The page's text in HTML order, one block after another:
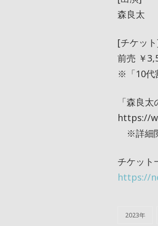
森良太
[チケッ
前売 ￥
※「10代
「森良
https://
※詳細
チケット
https://
2023年